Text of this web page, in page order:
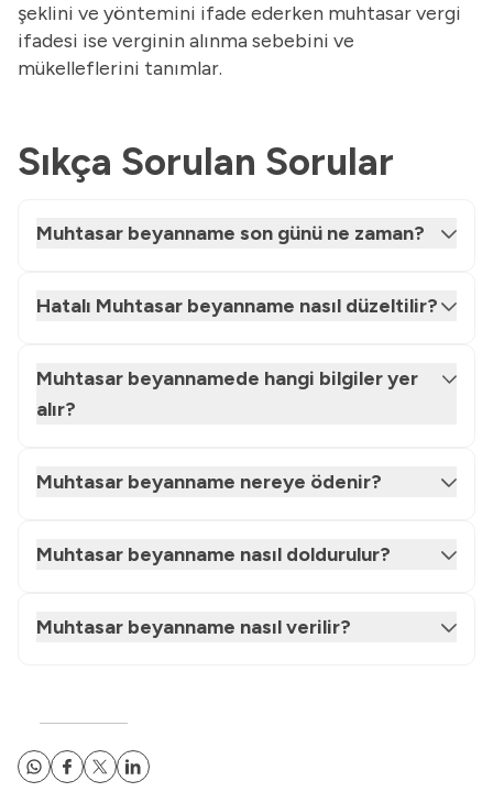
şeklini ve yöntemini ifade ederken muhtasar vergi
ifadesi ise verginin alınma sebebini ve
mükelleflerini tanımlar.
Sıkça Sorulan Sorular
Muhtasar beyanname son günü ne zaman?
Hatalı Muhtasar beyanname nasıl düzeltilir?
Muhtasar beyannamede hangi bilgiler yer
alır?
Muhtasar beyanname nereye ödenir?
Muhtasar beyanname nasıl doldurulur?
Muhtasar beyanname nasıl verilir?